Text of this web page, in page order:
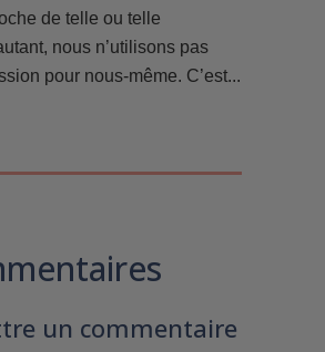
de telle ou telle
nous n’utilisons pas
pour nous-même. C’est...
un commentaire